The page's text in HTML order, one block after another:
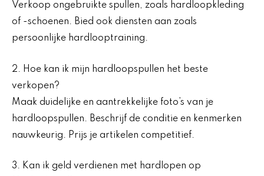
Verkoop ongebruikte spullen, zoals hardloopkleding
of -schoenen. Bied ook diensten aan zoals
persoonlijke hardlooptraining.
2. Hoe kan ik mijn hardloopspullen het beste
verkopen?
Maak duidelijke en aantrekkelijke foto’s van je
hardloopspullen. Beschrijf de conditie en kenmerken
nauwkeurig. Prijs je artikelen competitief.
3. Kan ik geld verdienen met hardlopen op